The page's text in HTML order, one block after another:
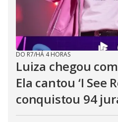
DO R7/HÁ 4 HORAS
Luiza chegou
Ela cantou ‘I See
conquistou 94